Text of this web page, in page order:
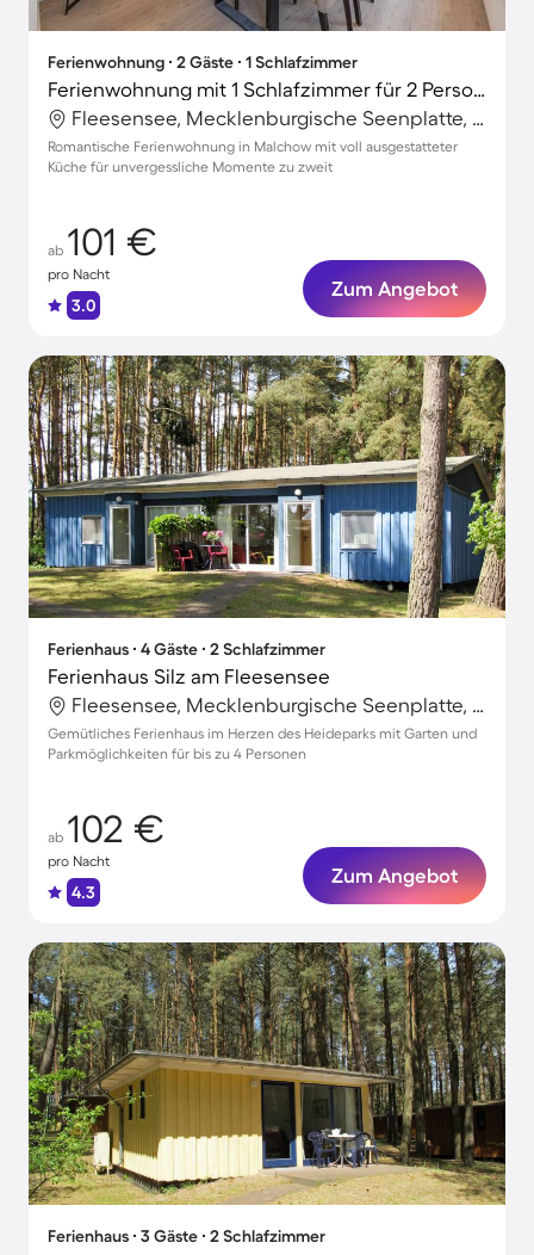
Ferienwohnung ∙ 2 Gäste ∙ 1 Schlafzimmer
Ferienwohnung mit 1 Schlafzimmer für 2 Personen
Fleesensee, Mecklenburgische Seenplatte, Deutschland
Romantische Ferienwohnung in Malchow mit voll ausgestatteter
Küche für unvergessliche Momente zu zweit
ab 101 €
pro Nacht
3.0
Zum Angebot
Ferienhaus ∙ 4 Gäste ∙ 2 Schlafzimmer
Ferienhaus Silz am Fleesensee
Fleesensee, Mecklenburgische Seenplatte, Deutschland
Gemütliches Ferienhaus im Herzen des Heideparks mit Garten und
Parkmöglichkeiten für bis zu 4 Personen
ab 102 €
pro Nacht
4.3
Zum Angebot
Ferienhaus ∙ 3 Gäste ∙ 2 Schlafzimmer